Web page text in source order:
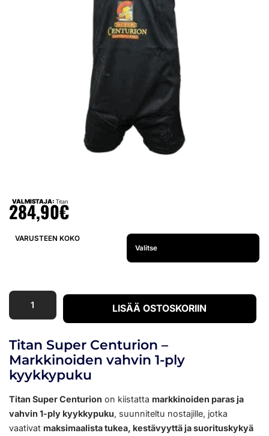
VALMISTAJA: Titan
284,90€
VARUSTEEN KOKO
LISÄÄ OSTOSKORIIN
Titan Super Centurion –
Markkinoiden vahvin 1-ply
kyykkypuku
Titan Super Centurion on kiistatta markkinoiden paras ja
vahvin 1-ply kyykkypuku, suunniteltu nostajille, jotka
vaativat maksimaalista tukea, kestävyyttä ja suorituskykyä